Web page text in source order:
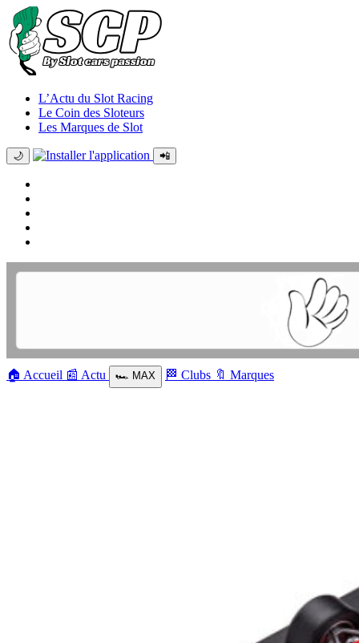
L’Actu du Slot Racing
Le Coin des Sloteurs
Les Marques de Slot
🌙 📲
🏠 Accueil 📰 Actu 🏎️ MAX 🏁 Clubs 🔖 Marques